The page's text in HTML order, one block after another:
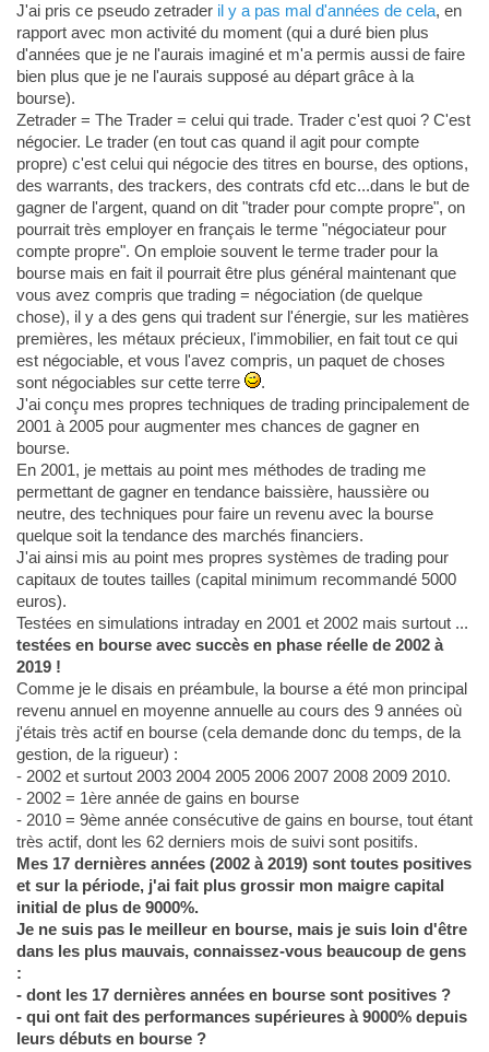
J'ai pris ce pseudo zetrader il y a pas mal d'années de cela, en
rapport avec mon activité du moment (qui a duré bien plus
d'années que je ne l'aurais imaginé et m'a permis aussi de faire
bien plus que je ne l'aurais supposé au départ grâce à la
bourse).
Zetrader = The Trader = celui qui trade. Trader c'est quoi ? C'est
négocier. Le trader (en tout cas quand il agit pour compte
propre) c'est celui qui négocie des titres en bourse, des options,
des warrants, des trackers, des contrats cfd etc...dans le but de
gagner de l'argent, quand on dit "trader pour compte propre", on
pourrait très employer en français le terme "négociateur pour
compte propre". On emploie souvent le terme trader pour la
bourse mais en fait il pourrait être plus général maintenant que
vous avez compris que trading = négociation (de quelque
chose), il y a des gens qui tradent sur l'énergie, sur les matières
premières, les métaux précieux, l'immobilier, en fait tout ce qui
est négociable, et vous l'avez compris, un paquet de choses
sont négociables sur cette terre
.
J'ai conçu mes propres techniques de trading principalement de
2001 à 2005 pour augmenter mes chances de gagner en
bourse.
En 2001, je mettais au point mes méthodes de trading me
permettant de gagner en tendance baissière, haussière ou
neutre, des techniques pour faire un revenu avec la bourse
quelque soit la tendance des marchés financiers.
J'ai ainsi mis au point mes propres systèmes de trading pour
capitaux de toutes tailles (capital minimum recommandé 5000
euros).
Testées en simulations intraday en 2001 et 2002 mais surtout ...
testées en bourse avec succès en phase réelle de 2002 à
2019 !
Comme je le disais en préambule, la bourse a été mon principal
revenu annuel en moyenne annuelle au cours des 9 années où
j'étais très actif en bourse (cela demande donc du temps, de la
gestion, de la rigueur) :
- 2002 et surtout 2003 2004 2005 2006 2007 2008 2009 2010.
- 2002 = 1ère année de gains en bourse
- 2010 = 9ème année consécutive de gains en bourse, tout étant
très actif, dont les 62 derniers mois de suivi sont positifs.
Mes 17 dernières années (2002 à 2019) sont toutes positives
et sur la période, j'ai fait plus grossir mon maigre capital
initial de plus de 9000%.
Je ne suis pas le meilleur en bourse, mais je suis loin d'être
dans les plus mauvais, connaissez-vous beaucoup de gens
:
- dont les 17 dernières années en bourse sont positives ?
- qui ont fait des performances supérieures à 9000% depuis
leurs débuts en bourse ?